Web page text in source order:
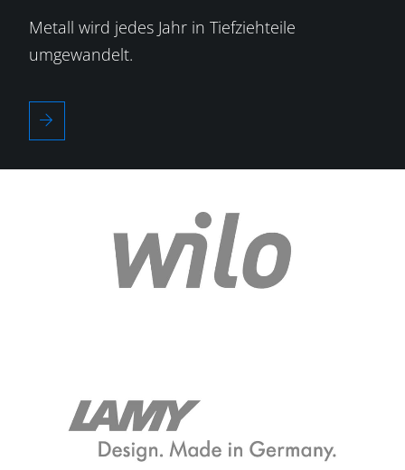
Metall wird jedes Jahr in Tiefziehteile
umgewandelt.